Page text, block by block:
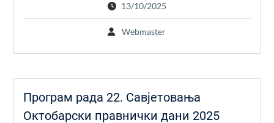
13/10/2025
Webmaster
Програм рада 22. Савјетовања
Октобарски правнички дани 2025